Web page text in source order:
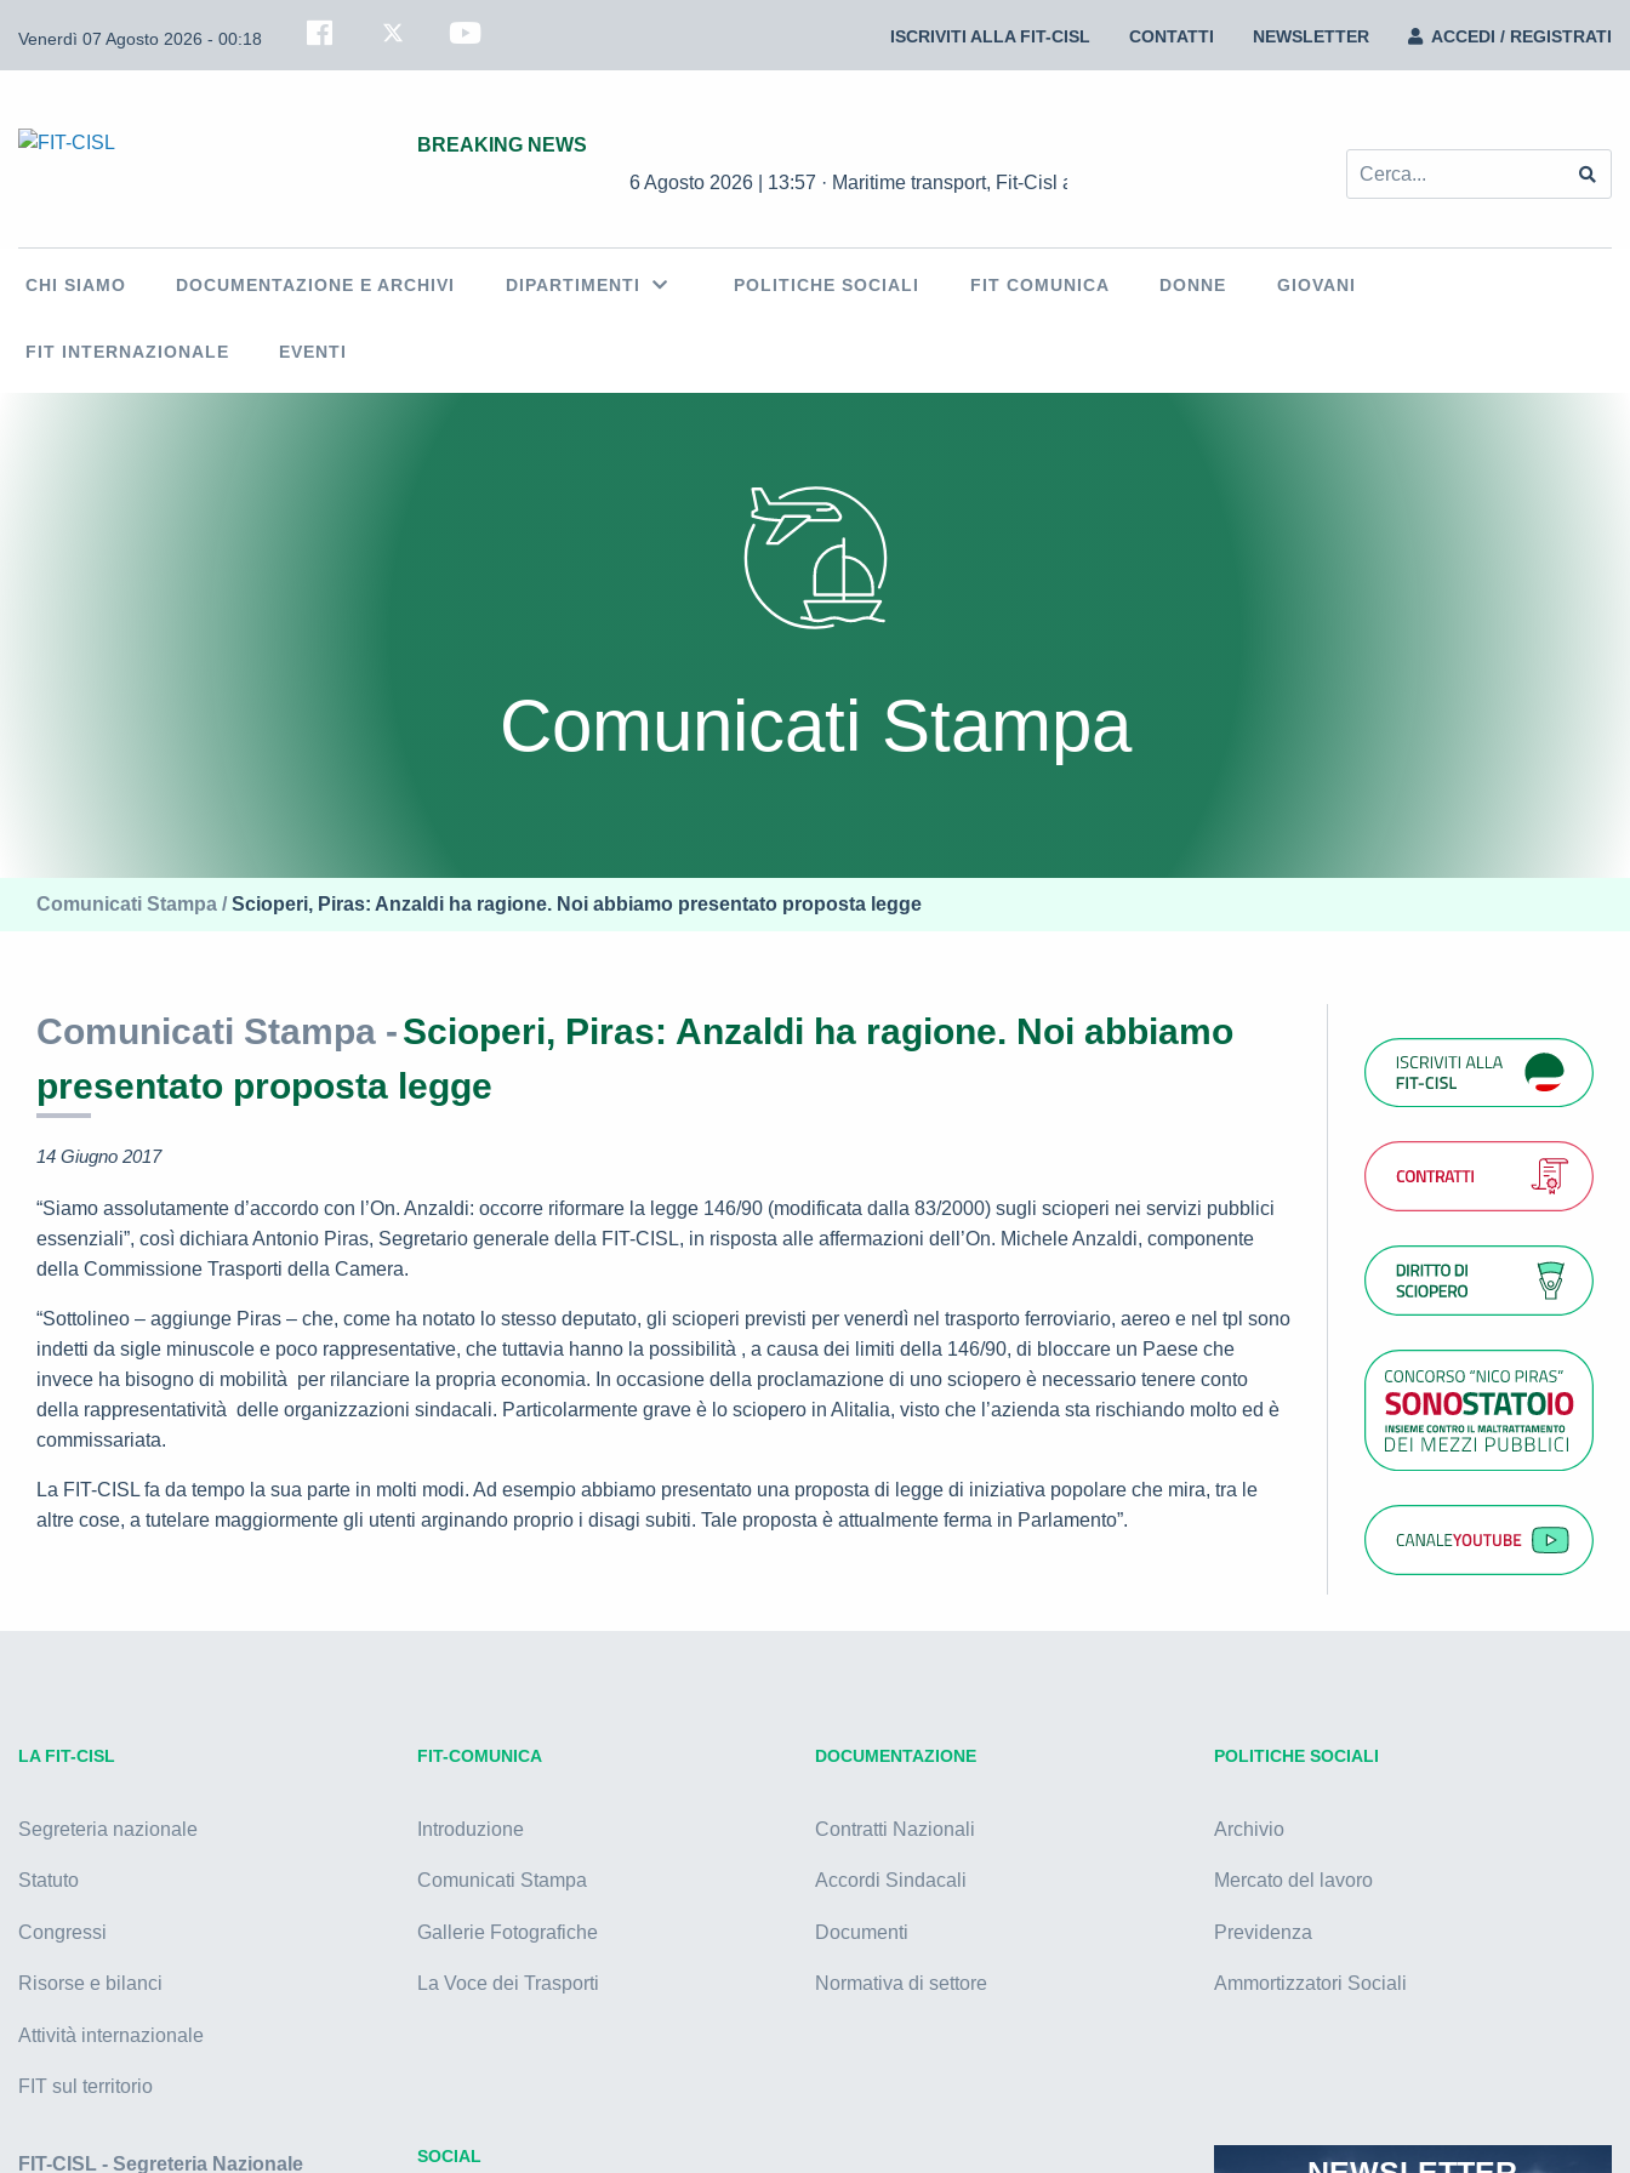
Venerdì 07 Agosto 2026 - 00:18 ISCRIVITI ALLA FIT-CISL CONTATTI NEWSLETTER ACCEDI / REGISTRATI
BREAKING NEWS
6 Agosto 2026 | 13:57 · Maritime transport, Fit-Cisl and Turkish trade union TDS sign collaboration agreement
CHI SIAMO DOCUMENTAZIONE E ARCHIVI DIPARTIMENTI POLITICHE SOCIALI FIT COMUNICA DONNE GIOVANI
FIT INTERNAZIONALE EVENTI
Comunicati Stampa
Comunicati Stampa /Scioperi, Piras: Anzaldi ha ragione. Noi abbiamo presentato proposta legge
Comunicati Stampa -Scioperi, Piras: Anzaldi ha ragione. Noi abbiamo
presentato proposta legge
14 Giugno 2017
“Siamo assolutamente d’accordo con l’On. Anzaldi: occorre riformare la legge 146/90 (modificata dalla 83/2000) sugli scioperi nei servizi pubblici
essenziali”, così dichiara Antonio Piras, Segretario generale della FIT-CISL, in risposta alle affermazioni dell’On. Michele Anzaldi, componente
della Commissione Trasporti della Camera.
“Sottolineo – aggiunge Piras – che, come ha notato lo stesso deputato, gli scioperi previsti per venerdì nel trasporto ferroviario, aereo e nel tpl sono
indetti da sigle minuscole e poco rappresentative, che tuttavia hanno la possibilità , a causa dei limiti della 146/90, di bloccare un Paese che
invece ha bisogno di mobilità per rilanciare la propria economia. In occasione della proclamazione di uno sciopero è necessario tenere conto
della rappresentatività delle organizzazioni sindacali. Particolarmente grave è lo sciopero in Alitalia, visto che l’azienda sta rischiando molto ed è
commissariata.
La FIT-CISL fa da tempo la sua parte in molti modi. Ad esempio abbiamo presentato una proposta di legge di iniziativa popolare che mira, tra le
altre cose, a tutelare maggiormente gli utenti arginando proprio i disagi subiti. Tale proposta è attualmente ferma in Parlamento”.
LA FIT-CISL
Segreteria nazionale
Statuto
Congressi
Risorse e bilanci
Attività internazionale
FIT sul territorio
FIT-CISL - Segreteria Nazionale
FIT-COMUNICA
Introduzione
Comunicati Stampa
Gallerie Fotografiche
La Voce dei Trasporti
SOCIAL
DOCUMENTAZIONE
Contratti Nazionali
Accordi Sindacali
Documenti
Normativa di settore
POLITICHE SOCIALI
Archivio
Mercato del lavoro
Previdenza
Ammortizzatori Sociali